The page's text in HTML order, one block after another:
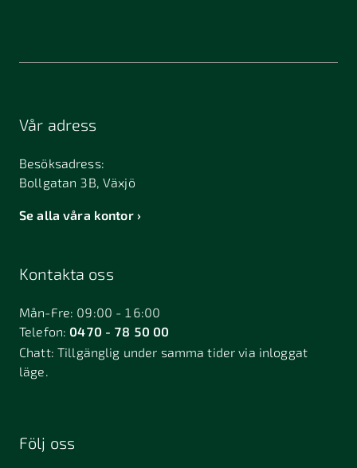
Vår adress
Besöksadress:
Bollgatan 3B, Växjö
Se alla våra kontor
Kontakta oss
Mån-Fre: 09:00 - 16:00
Telefon:0470 - 78 50 00
Chatt:Tillgänglig under samma tider via inloggat
läge.
Följ oss